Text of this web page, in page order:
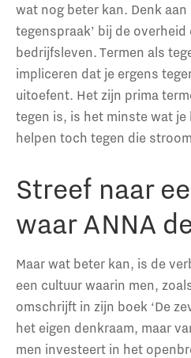
wat nog beter kan. Denk aan
tegenspraak’ bij de overheid
bedrijfsleven. Termen als
impliceren dat je ergens
uitoefent. Het zijn prima
tegen is, is het minste wat
helpen toch tegen die
Streef naar
waar ANNA
Maar wat beter kan, is de
een cultuur waarin men,
omschrijft in zijn boek ‘De
het eigen denkraam, maar
men investeert in het